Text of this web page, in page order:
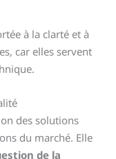
à la clarté et à
car elles servent
des solutions
du marché. Elle
de la